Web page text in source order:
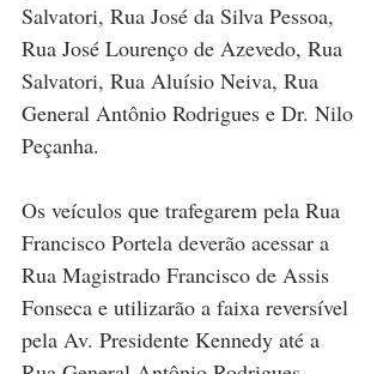
Salvatori, Rua José da Silva Pessoa,
Rua José Lourenço de Azevedo, Rua
Salvatori, Rua Aluísio Neiva, Rua
General Antônio Rodrigues e Dr. Nilo
Peçanha.
Os veículos que trafegarem pela Rua
Francisco Portela deverão acessar a
Rua Magistrado Francisco de Assis
Fonseca e utilizarão a faixa reversível
pela Av. Presidente Kennedy até a